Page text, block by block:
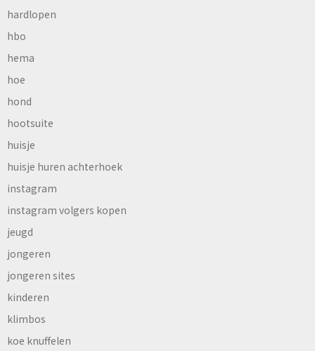
hardlopen
hbo
hema
hoe
hond
hootsuite
huisje
huisje huren achterhoek
instagram
instagram volgers kopen
jeugd
jongeren
jongeren sites
kinderen
klimbos
koe knuffelen